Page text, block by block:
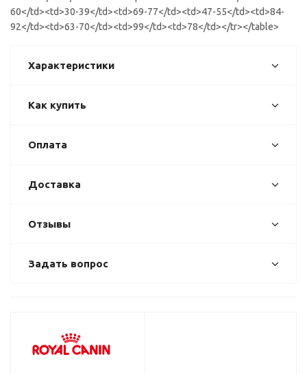
60</td><td>30-39</td><td>69-77</td><td>47-55</td><td>84-
92</td><td>63-70</td><td>99</td><td>78</td></tr></table>
Характеристики
Как купить
Оплата
Доставка
Отзывы
Задать вопрос